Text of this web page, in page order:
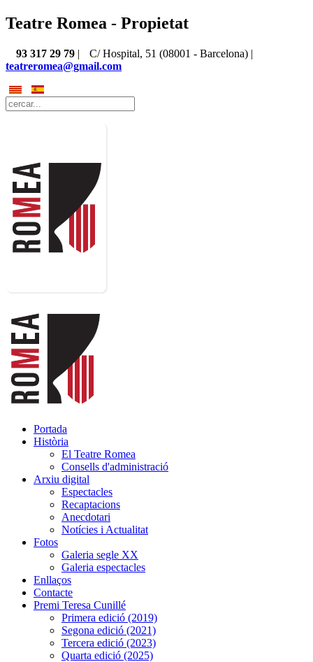
Teatre Romea - Propietat
93 317 29 79 |
C/ Hospital, 51 (08001 - Barcelona) |
teatreromea@gmail.com
Portada
Història
El Teatre Romea
Consells d'administració
Arxiu digital
Espectacles
Recaptacions
Anecdotari
Notícies i Actualitat
Fotos
Galeria segle XX
Galeria espectacles
Enllaços
Contacte
Premi Teresa Cunillé
Primera edició (2019)
Segona edició (2021)
Tercera edició (2023)
Quarta edició (2025)